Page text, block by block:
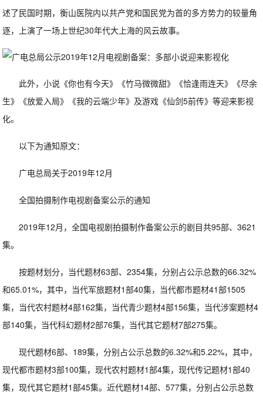
述了民国时期，衡山医院内以共产党和国民党为首的多方势力的较量角
逐，上演了一场上世纪30年代大上海的风云故事。
此外，小说《你也有今天》《竹马微微甜》《恰逢雨连天》《尽余
生》《放爱入局》《我的云端少年》及游戏《仙剑5前传》等迎来影视
化。
以下为通知原文：
广电总局关于2019年12月
全国拍摄制作电视剧备案公示的通知
2019年12月，全国电视剧拍摄制作备案公示的剧目共95部、3621
集。
按题材划分，当代题材63部、2354集，分别占公示总数的66.32%
和65.01%，其中，当代军旅题材1部40集，当代都市题材41部1505
集，当代农村题材4部162集，当代青少题材4部156集，当代涉案题材4
部140集，当代科幻题材2部76集，当代其它题材7部275集。
现代题材6部、189集，分别占公示总数的6.32%和5.22%，其中，
现代都市题材3部100集，现代农村题材1部4集，现代传记题材1部40
集，现代其它题材1部45集。近代题材14部、577集，分别占公示总数